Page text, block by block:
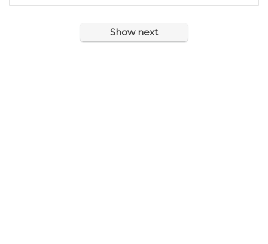
Show next